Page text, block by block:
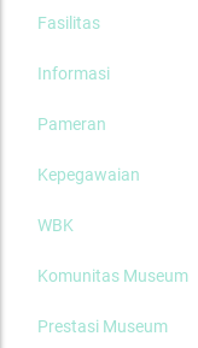
Fasilitas
Informasi
Pameran
Kepegawaian
WBK
Komunitas Museum
Prestasi Museum